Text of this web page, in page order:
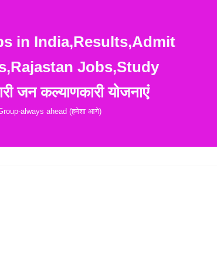
in India,Results,Admit
Jobs,Study
जन कल्याणकारी योजनाएं
always ahead (हमेशा आगे)